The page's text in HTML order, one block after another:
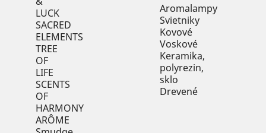
LUCK
SACRED
ELEMENTS
TREE
OF
LIFE
SCENTS
OF
HARMONY
ARÔME
Aromalampy
Svietniky
Kovové
Voskové
Keramika,
polyrezin,
sklo
Drevené